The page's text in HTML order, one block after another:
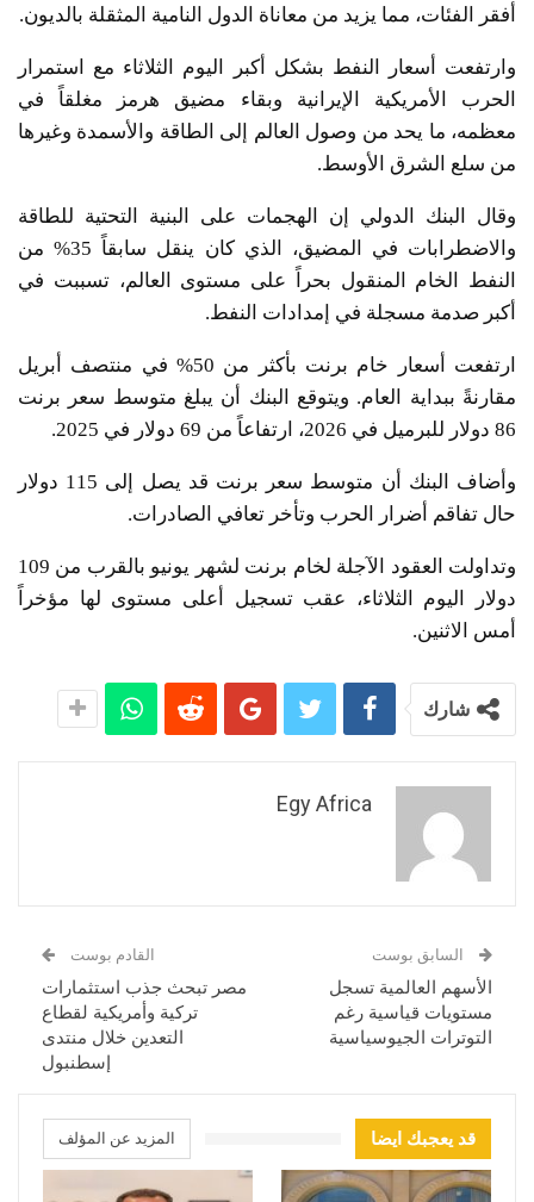
أفقر الفئات، مما يزيد من معاناة الدول النامية المثقلة بالديون.
وارتفعت أسعار النفط بشكل أكبر اليوم الثلاثاء مع استمرار
الحرب الأمريكية الإيرانية وبقاء مضيق هرمز مغلقاً في
معظمه، ما يحد من وصول العالم إلى الطاقة والأسمدة وغيرها
من سلع الشرق الأوسط.
وقال البنك الدولي إن الهجمات على البنية التحتية للطاقة
والاضطرابات في المضيق، الذي كان ينقل سابقاً 35% من
النفط الخام المنقول بحراً على مستوى العالم، تسببت في
أكبر صدمة مسجلة في إمدادات النفط.
ارتفعت أسعار خام برنت بأكثر من 50% في منتصف أبريل
مقارنةً ببداية العام. ويتوقع البنك أن يبلغ متوسط ​​سعر برنت
86 دولار للبرميل في 2026، ارتفاعاً من 69 دولار في 2025.
وأضاف البنك أن متوسط ​​سعر برنت قد يصل إلى 115 دولار
حال تفاقم أضرار الحرب وتأخر تعافي الصادرات.
وتداولت العقود الآجلة لخام برنت لشهر يونيو بالقرب من 109
دولار اليوم الثلاثاء، عقب تسجيل أعلى مستوى لها مؤخراً
أمس الاثنين.
شارك
Egy Africa
السابق بوست
الأسهم العالمية تسجل
مستويات قياسية رغم
التوترات الجيوسياسية
القادم بوست
مصر تبحث جذب استثمارات
تركية وأمريكية لقطاع
التعدين خلال منتدى
إسطنبول
قد يعجبك ايضا المزيد عن المؤلف